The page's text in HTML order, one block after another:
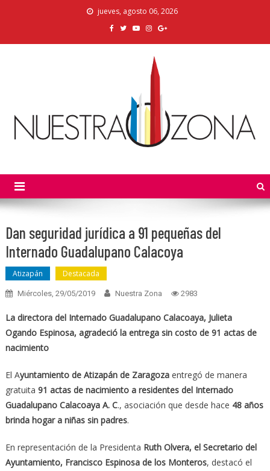
jueves, agosto 06, 2026
Dan seguridad jurídica a 91 pequeñas del
Internado Guadalupano Calacoya
Atizapán Destacada
Miércoles, 29/05/2019 Nuestra Zona 2983
La directora del Internado Guadalupano Calacoaya, Julieta
Ogando Espinosa, agradeció la entrega sin costo de 91 actas de
nacimiento
El Ayuntamiento de Atizapán de Zaragozaentregó de manera
gratuita 91 actas de nacimiento a residentes del Internado
Guadalupano Calacoaya A. C., asociación que desde hace 48 años
brinda hogar a niñas sin padres.
En representación de la Presidenta Ruth Olvera, el Secretario del
Ayuntamiento, Francisco Espinosa de los Monteros, destacó el